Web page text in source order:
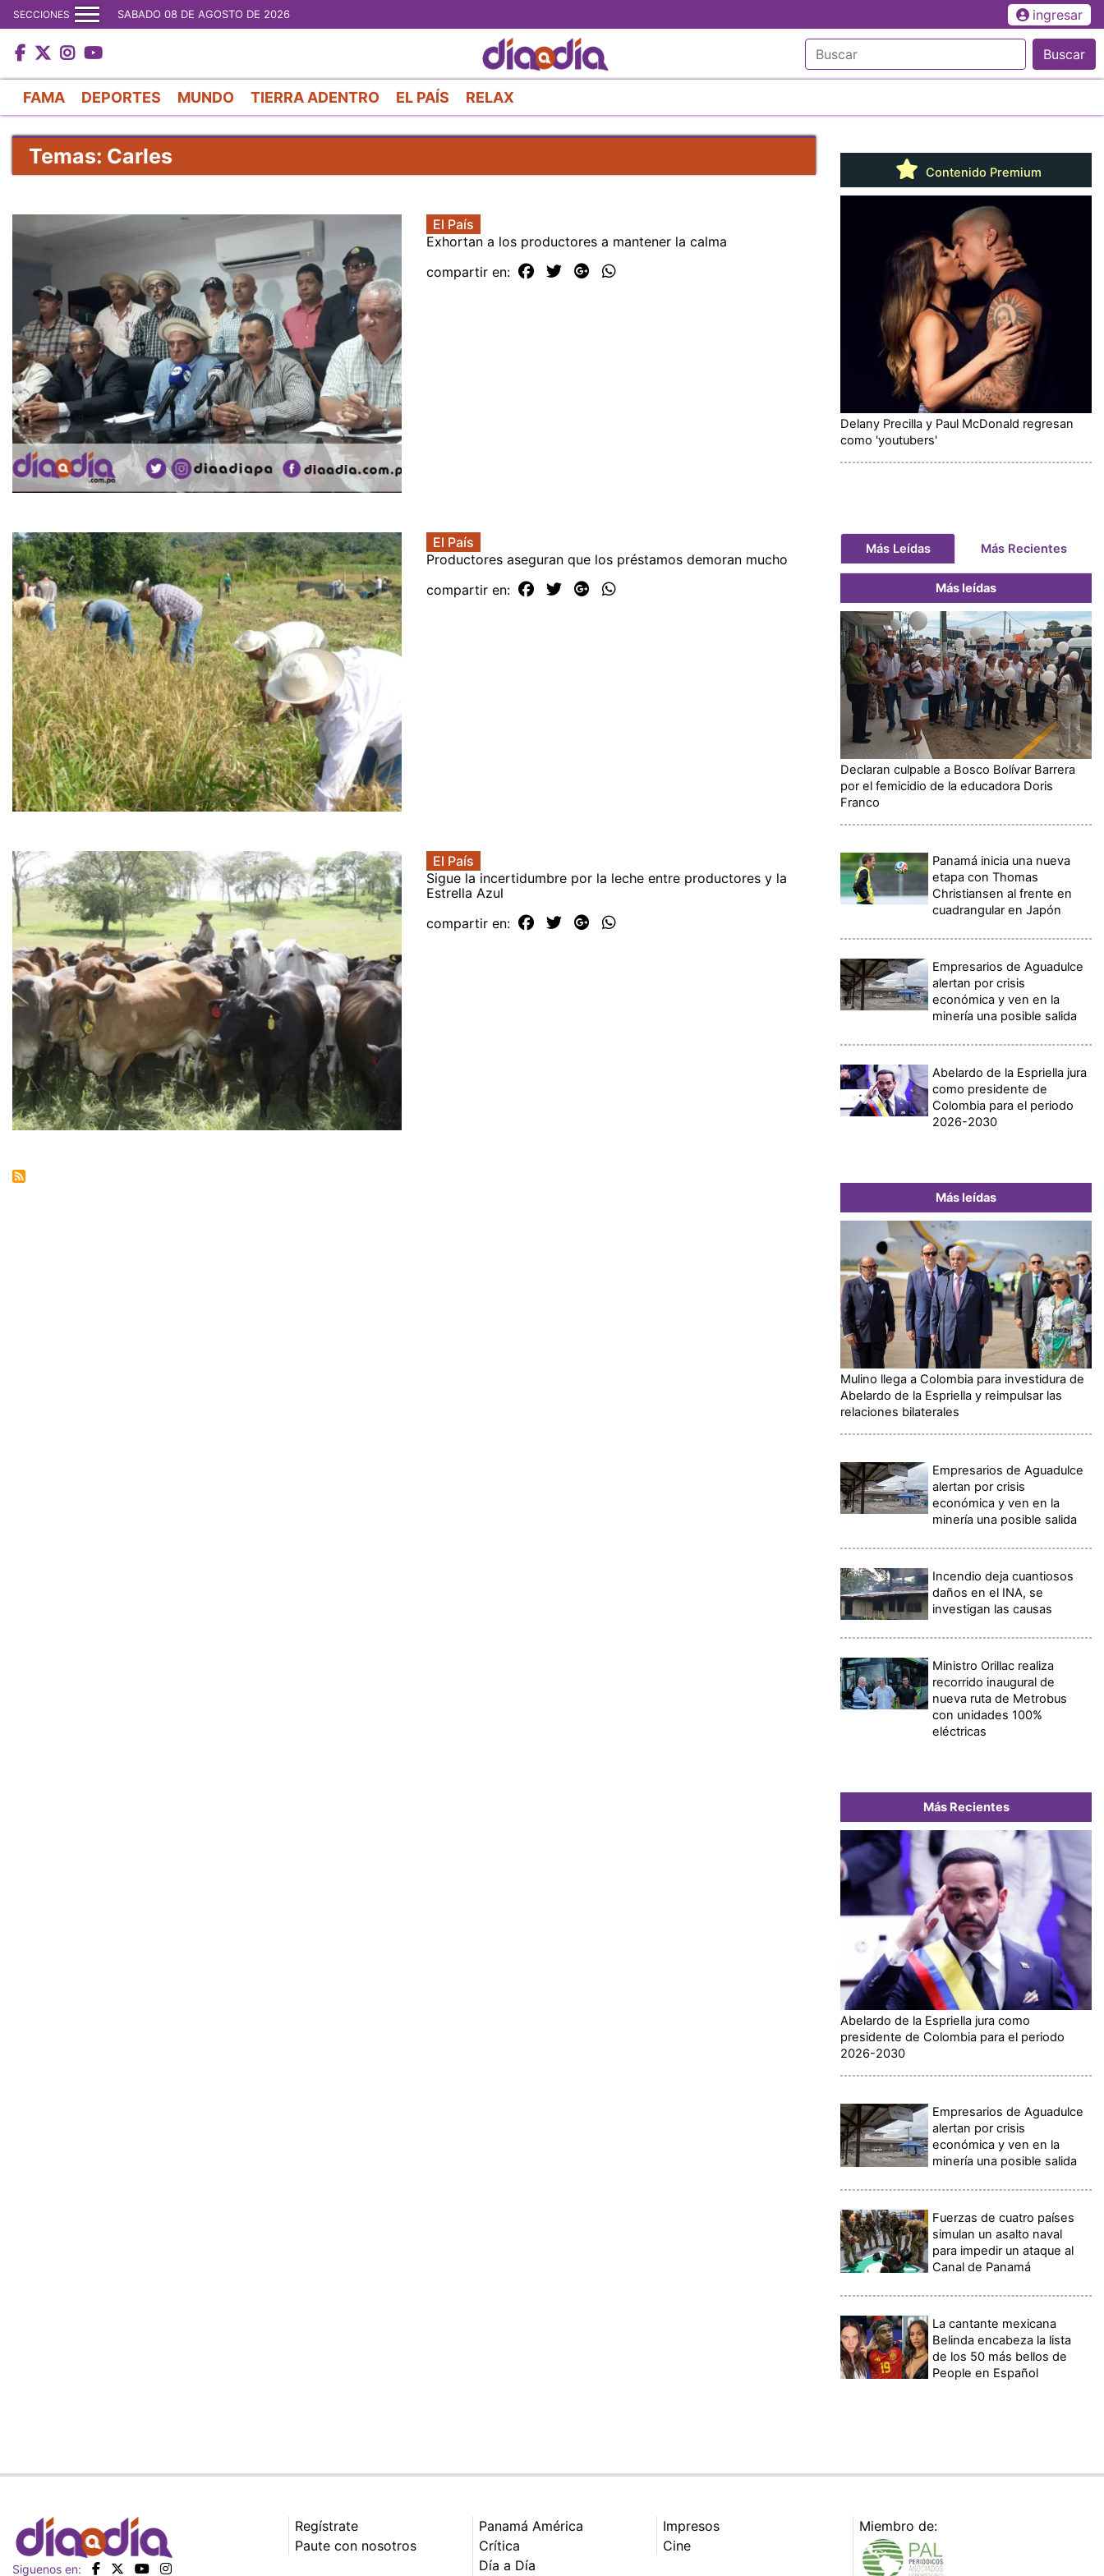
al
contenido
principal
SECCIONES SABADO 08 DE AGOSTO DE 2026 ingresar
Buscar
FAMA DEPORTES MUNDO TIERRA ADENTRO EL PAÍS RELAX
Temas: Carles
El País
Exhortan a los productores a mantener la calma
compartir en:
El País
Productores aseguran que los préstamos demoran mucho
compartir en:
El País
Sigue la incertidumbre por la leche entre productores y la
Estrella Azul
compartir en:
Contenido Premium
Delany Precilla y Paul McDonald regresan
como 'youtubers'
Más Leídas Más Recientes
Más leídas
Declaran culpable a Bosco Bolívar Barrera
por el femicidio de la educadora Doris
Franco
Panamá inicia una nueva
etapa con Thomas
Christiansen al frente en
cuadrangular en Japón
Empresarios de Aguadulce
alertan por crisis
económica y ven en la
minería una posible salida
Abelardo de la Espriella jura
como presidente de
Colombia para el periodo
2026-2030
Más leídas
Mulino llega a Colombia para investidura de
Abelardo de la Espriella y reimpulsar las
relaciones bilaterales
Empresarios de Aguadulce
alertan por crisis
económica y ven en la
minería una posible salida
Incendio deja cuantiosos
daños en el INA, se
investigan las causas
Ministro Orillac realiza
recorrido inaugural de
nueva ruta de Metrobus
con unidades 100%
eléctricas
Más Recientes
Abelardo de la Espriella jura como
presidente de Colombia para el periodo
2026-2030
Empresarios de Aguadulce
alertan por crisis
económica y ven en la
minería una posible salida
Fuerzas de cuatro países
simulan un asalto naval
para impedir un ataque al
Canal de Panamá
La cantante mexicana
Belinda encabeza la lista
de los 50 más bellos de
People en Español
Siguenos en:
Regístrate
Paute con nosotros
Panamá América
Crítica
Día a Día
Impresos
Cine
Miembro de: